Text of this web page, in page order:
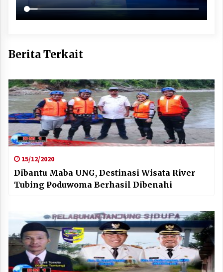
Berita Terkait
15/12/2020
Dibantu Maba UNG, Destinasi Wisata River
Tubing Poduwoma Berhasil Dibenahi